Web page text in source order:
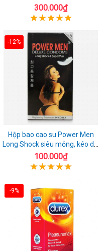
300.000₫
-12%
Hộp bao cao su Power Men
Long Shock siêu mỏng, kéo dài
quan hệ thoải mái
100.000₫
-9%